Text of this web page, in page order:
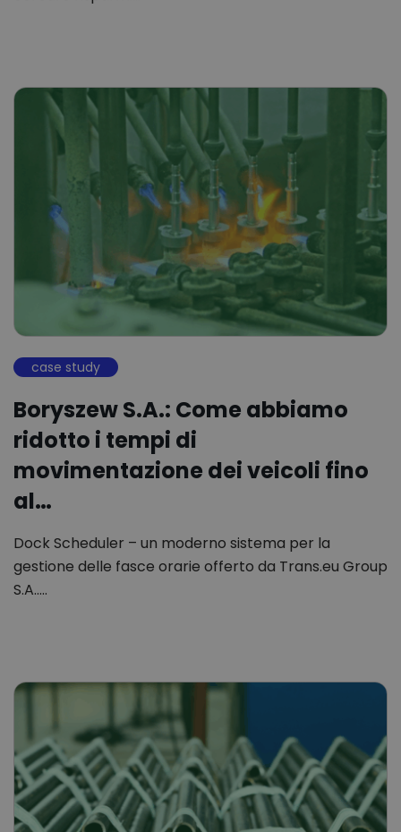
case study
Boryszew S.A.: Come abbiamo
ridotto i tempi di
movimentazione dei veicoli fino
al…
Dock Scheduler – un moderno sistema per la
gestione delle fasce orarie offerto da Trans.eu Group
S.A..…